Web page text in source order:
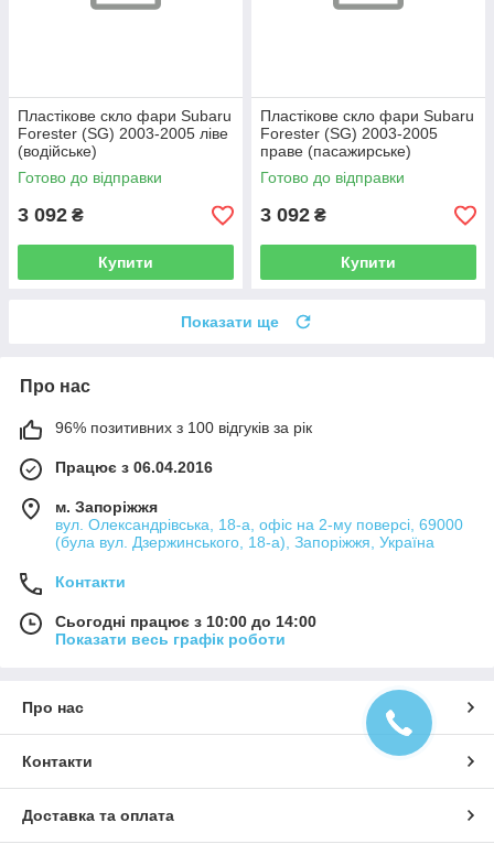
Пластікове скло фари Subaru
Forester (SG) 2003-2005 ліве
(водійське)
Готово до відправки
3 092 ₴
Купити
Пластікове скло фари Subaru
Forester (SG) 2003-2005
праве (пасажирське)
Готово до відправки
3 092 ₴
Купити
Показати ще
Про нас
96% позитивних з 100 відгуків за рік
Працює з 06.04.2016
м. Запоріжжя
вул. Олександрівська, 18-а, офіс на 2-му поверсі, 69000
(була вул. Дзержинського, 18-а), Запоріжжя, Україна
Контакти
Сьогодні працює з 10:00 до 14:00
Показати весь графік роботи
Про нас
Контакти
Доставка та оплата